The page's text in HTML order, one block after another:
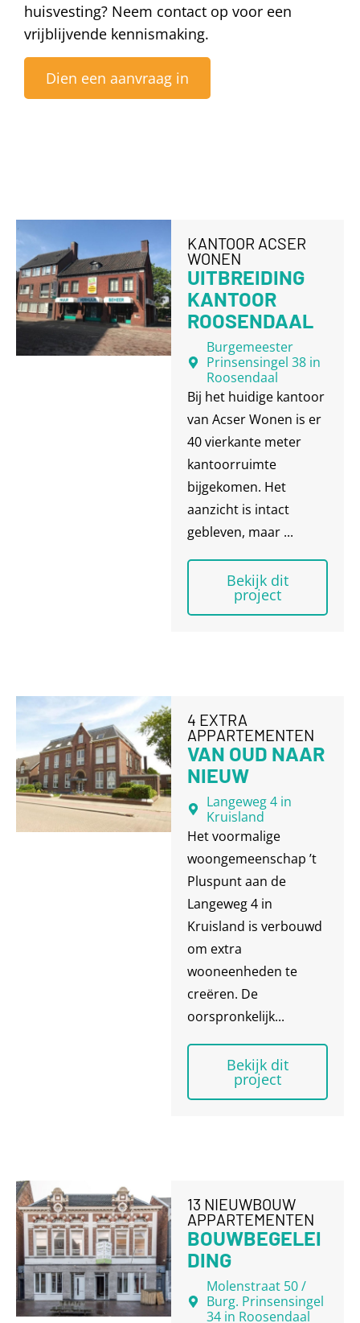
huisvesting? Neem contact op voor een
vrijblijvende kennismaking.
Dien een aanvraag in
KANTOOR ACSER
WONEN
UITBREIDING
KANTOOR
ROOSENDAAL
Burgemeester
Prinsensingel 38 in
Roosendaal
Bij het huidige kantoor
van Acser Wonen is er
40 vierkante meter
kantoorruimte
bijgekomen. Het
aanzicht is intact
gebleven, maar ...
Bekijk dit
project
4 EXTRA
APPARTEMENTEN
VAN OUD NAAR
NIEUW
Langeweg 4 in
Kruisland
Het voormalige
woongemeenschap ’t
Pluspunt aan de
Langeweg 4 in
Kruisland is verbouwd
om extra
wooneenheden te
creëren. De
oorspronkelijk...
Bekijk dit
project
13 NIEUWBOUW
APPARTEMENTEN
BOUWBEGELEI
DING
Molenstraat 50 /
Burg. Prinsensingel
34 in Roosendaal